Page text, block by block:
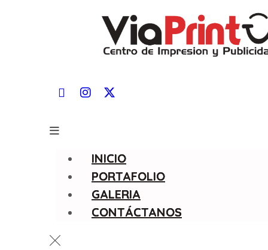
INICIO
PORTAFOLIO
GALERIA
CONTÁCTANOS